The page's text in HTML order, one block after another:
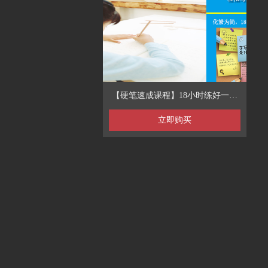
【硬笔速成课程】18小时练好一手
字不是梦！
立即购买